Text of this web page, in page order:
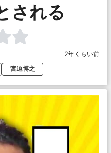
される
2年くらい前
宮迫博之